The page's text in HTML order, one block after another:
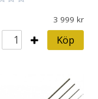
3 999
Köp